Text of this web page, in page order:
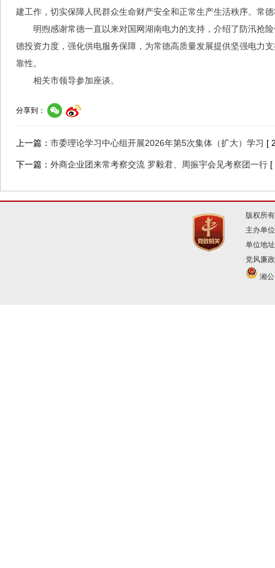
建工作，切实保障人民群众生命财产安全和正常生产生活秩序。常
明煦感谢常德一直以来对国网湖南电力的支持，介绍了防汛抢
德投资力度，强化供电服务保障，为常德高质量发展提供坚强电力
靠性。
相关市领导参加座谈。
分享到：
上一篇： 市委理论学习中心组开展2026年第5次集体（扩大）学习 [
下一篇： 外商企业团来常考察交流 罗毅君、周振宇会见考察团一行 [
版权所
主办单
单位地
党风廉
湘